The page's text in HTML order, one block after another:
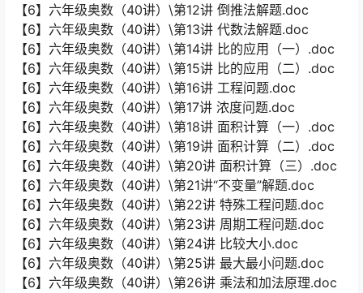
【6】六年级奥数（40讲）\第12讲 倒推法解题.doc
【6】六年级奥数（40讲）\第13讲 代数法解题.doc
【6】六年级奥数（40讲）\第14讲 比的应用（一）.doc
【6】六年级奥数（40讲）\第15讲 比的应用（二）.doc
【6】六年级奥数（40讲）\第16讲 工程问题.doc
【6】六年级奥数（40讲）\第17讲 浓度问题.doc
【6】六年级奥数（40讲）\第18讲 面积计算（一）.doc
【6】六年级奥数（40讲）\第19讲 面积计算（二）.doc
【6】六年级奥数（40讲）\第20讲 面积计算（三）.doc
【6】六年级奥数（40讲）\第21讲“不变量”解题.doc
【6】六年级奥数（40讲）\第22讲 特殊工程问题.doc
【6】六年级奥数（40讲）\第23讲 周期工程问题.doc
【6】六年级奥数（40讲）\第24讲 比较大小.doc
【6】六年级奥数（40讲）\第25讲 最大最小问题.doc
【6】六年级奥数（40讲）\第26讲 乘法和加法原理.doc